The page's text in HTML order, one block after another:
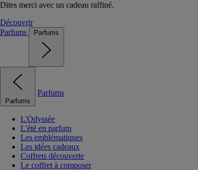
Dites merci avec un cadeau raffiné.
Découvrir
Parfums
Parfums
Parfums
Parfums
L'Odyssée
L'été en parfum
Les emblématiques
Les idées cadeaux
Coffrets découverte
Le coffret à composer